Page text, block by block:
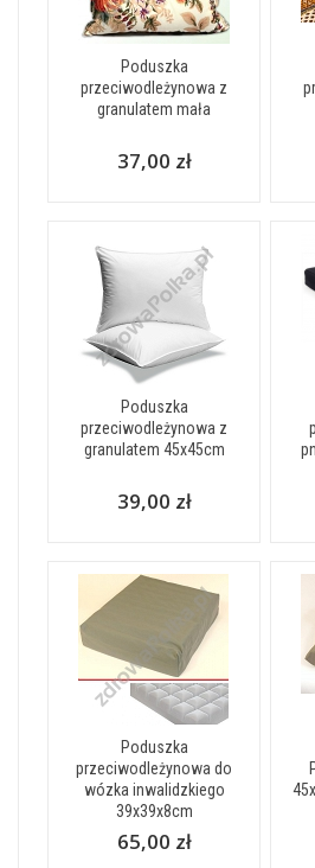
Poduszka
przeciwodleżynowa z
granulatem mała
37,00 zł
Poduszka
przeciwodleżynowa z
granulatem 45x45cm
39,00 zł
Poduszka
przeciwodleżynowa do
wózka inwalidzkiego
39x39x8cm
65,00 zł